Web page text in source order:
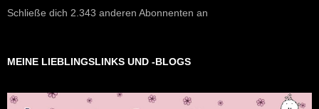
Schließe dich 2.343 anderen Abonnenten an
MEINE LIEBLINGSLINKS UND -BLOGS